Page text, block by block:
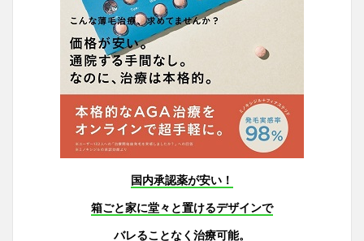
国内承認薬が安い！
箱ごと家に堂々と置けるデザインで
バレることなく治療可能。